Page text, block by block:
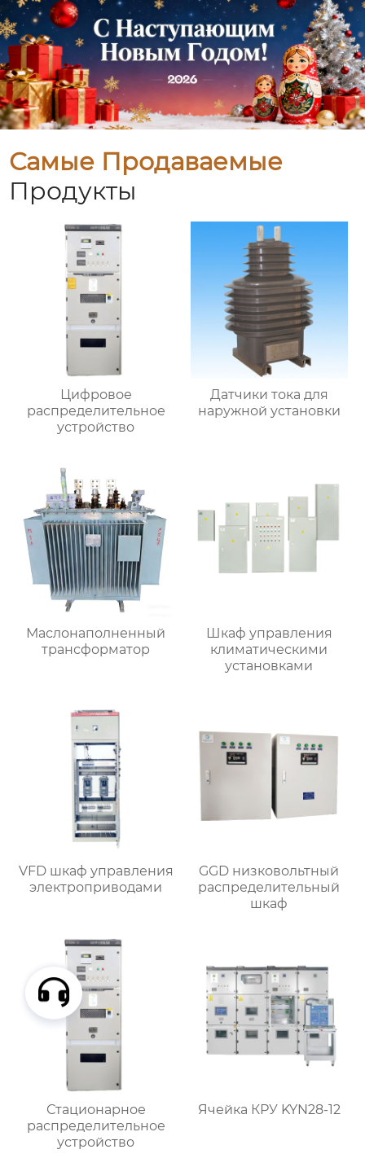
Самые Продаваемые
Продукты
Цифровое
распределительное
устройство
Датчики тока для
наружной установки
Маслонаполненный
трансформатор
Шкаф управления
климатическими
установками
VFD шкаф управления
электроприводами
GGD низковольтный
распределительный
шкаф
Стационарное
распределительное
устройство
Ячейка КРУ KYN28-12